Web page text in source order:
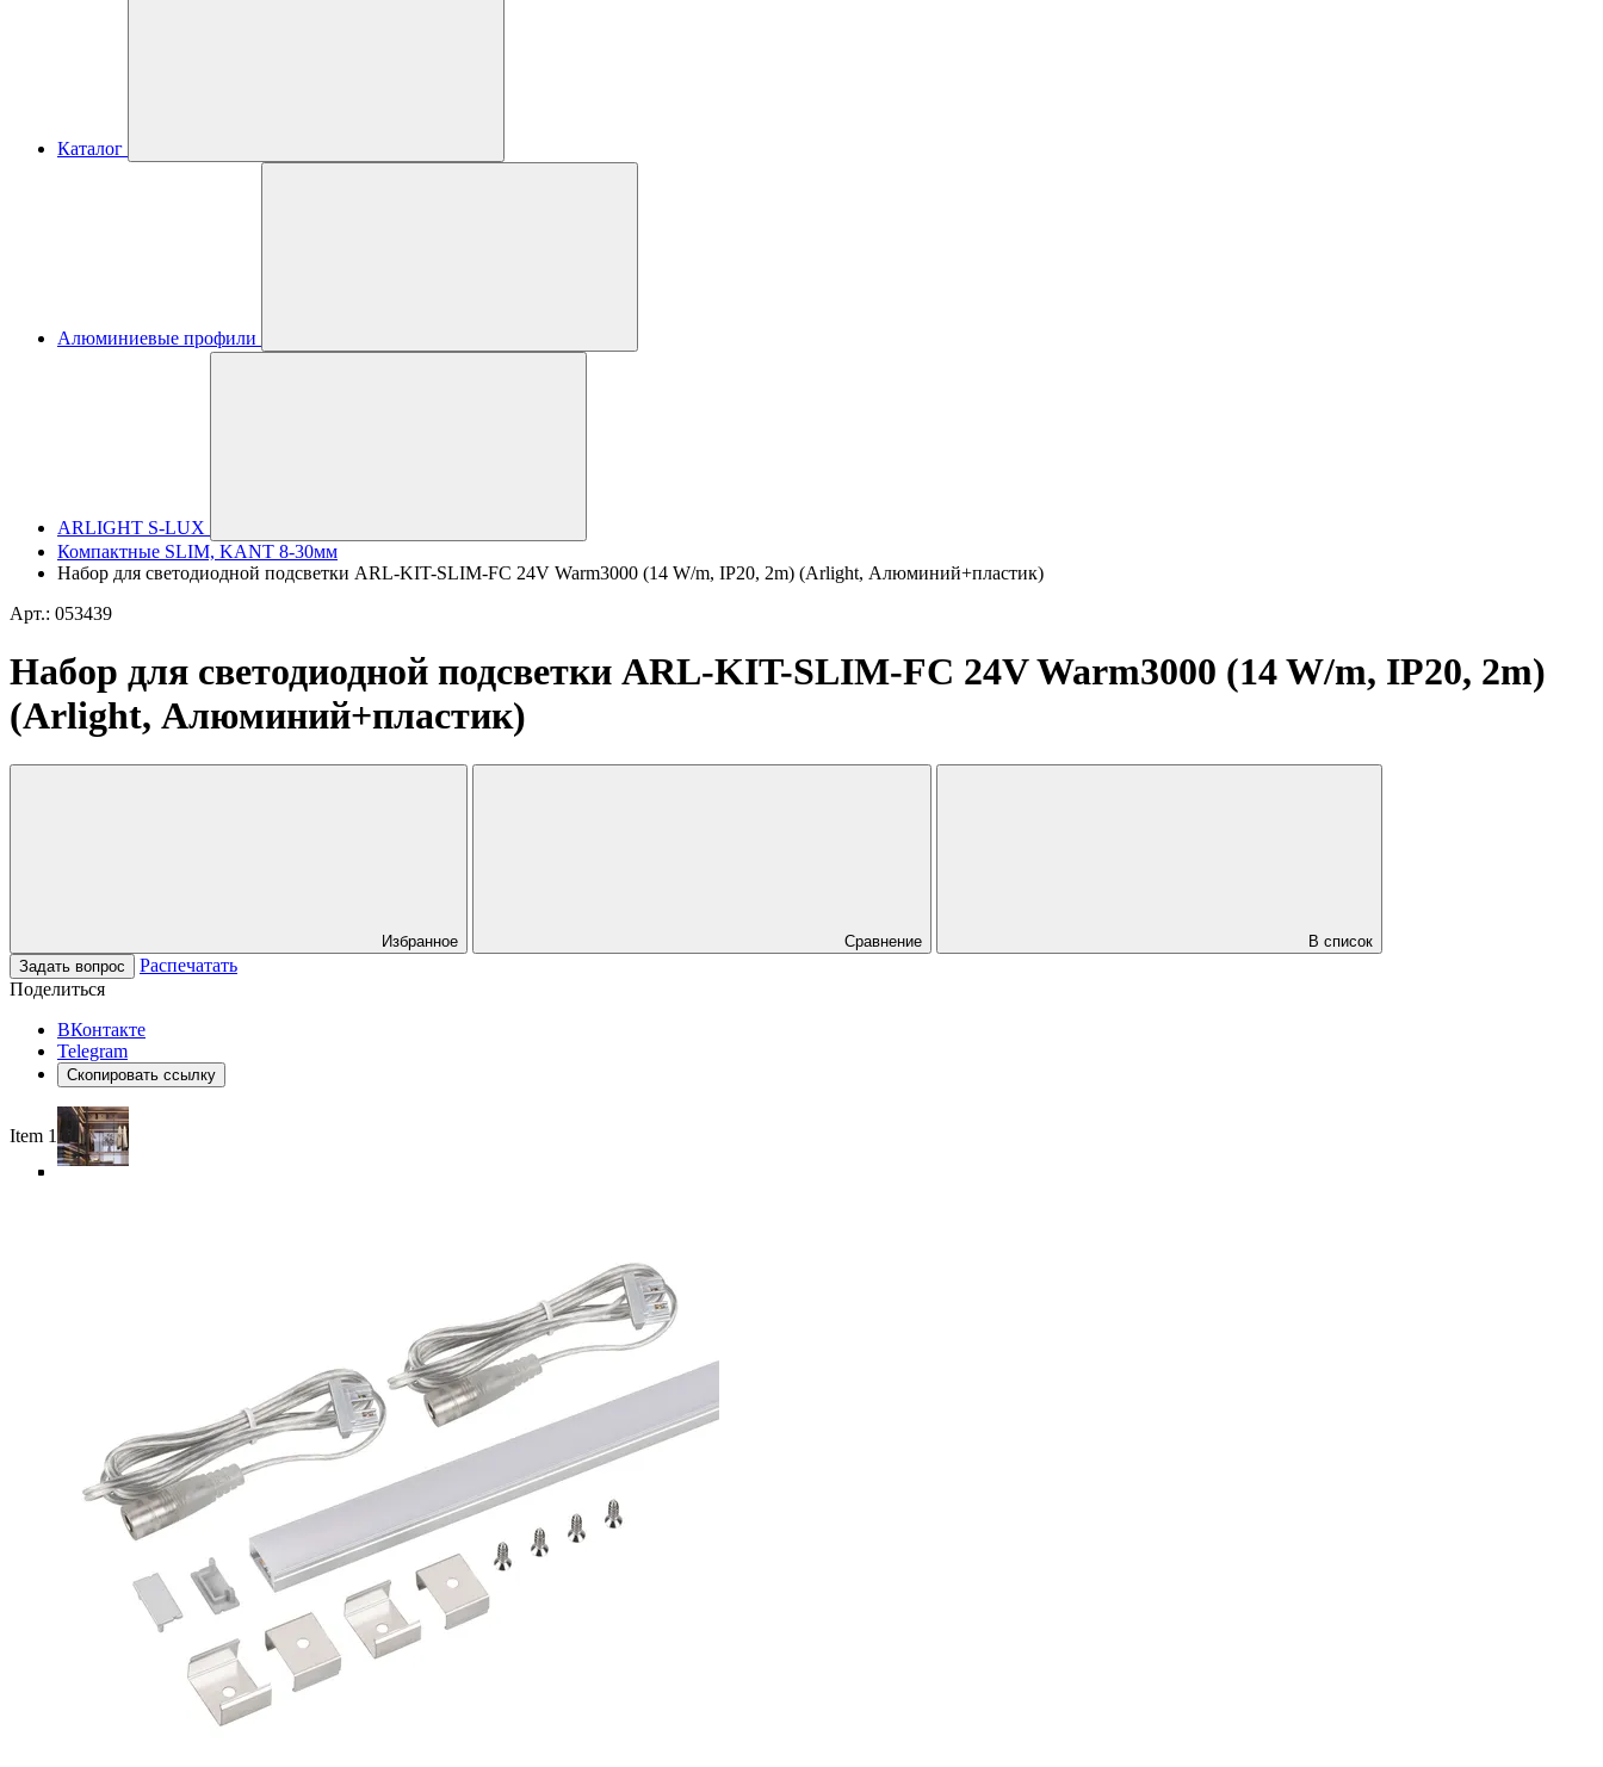
Каталог
Алюминиевые профили
ARLIGHT S-LUX
Компактные SLIM, KANT 8-30мм
Набор для светодиодной подсветки ARL-KIT-SLIM-FC 24V Warm3000 (14 W/m, IP20, 2m) (Arlight, Алюминий+пластик)
Арт.: 053439
Набор для светодиодной подсветки ARL-KIT-SLIM-FC 24V Warm3000 (14 W/m, IP20, 2m)
(Arlight, Алюминий+пластик)
Избранное Сравнение
В список
Задать вопрос
Распечатать
Поделиться
ВКонтакте
Telegram
Скопировать ссылку
Item 1 of 5